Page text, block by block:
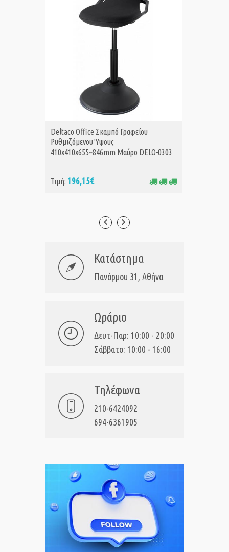
ΑΓΟΡΑ
Deltaco Office Σκαμπό Γραφείου
Ρυθμιζόμενου Ύψους
410x410x655~846mm Μαύρο DELO-0303
Τιμή: 196,15€
Κατάστημα
Πανόρμου 31, Αθήνα
Ωράριο
Δευτ-Παρ: 10:00 - 20:00
Σάββατο: 10:00 - 16:00
Τηλέφωνα
210-6424092
694-6361905